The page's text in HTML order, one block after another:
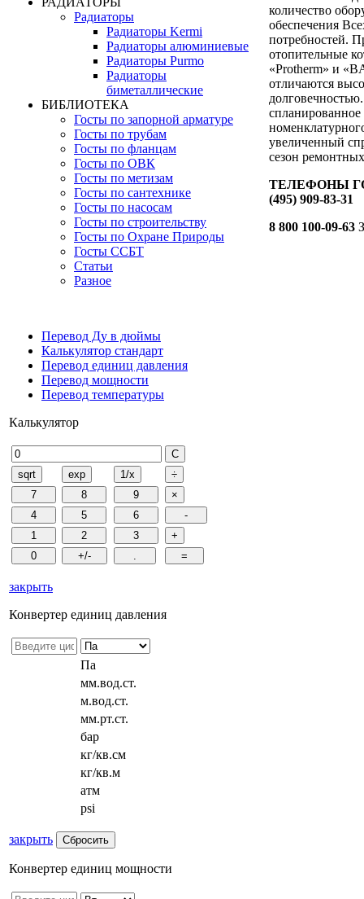
Радиаторы
Радиаторы Kermi
Радиаторы алюминиевые
Радиаторы Purmo
Радиаторы
биметаллические
БИБЛИОТЕКА
Госты по запорной арматуре
Госты по трубам
Госты по фланцам
Госты по ОВК
Госты по метизам
Госты по сантехнике
Госты по насосам
Госты по строительству
Госты по Охране Природы
Госты ССБТ
Статьи
Разное
Перевод Ду в дюймы
Калькулятор стандарт
Перевод единиц давления
Перевод мощности
Перевод температуры
Калькулятор
закрыть
Конвертер единиц давления
Па
мм.вод.ст.
м.вод.ст.
мм.рт.ст.
бар
кг/кв.см
кг/кв.м
атм
psi
закрыть
Конвертер единиц мощности
количество
обеспечения
потребностей.
отопительные
«Protherm» и
отличаются
увеличенный
сезон
ТЕЛЕФОНЫ
(495) 909-83-31
8 800 100-09-63